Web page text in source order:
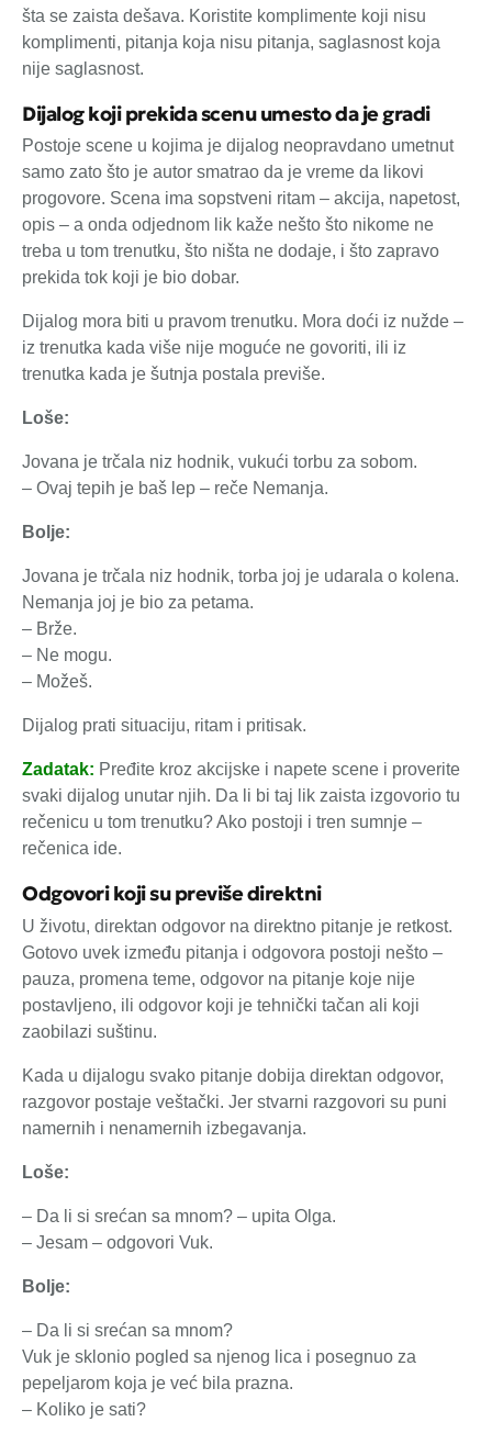
šta se zaista dešava. Koristite komplimente koji nisu
komplimenti, pitanja koja nisu pitanja, saglasnost koja
nije saglasnost.
Dijalog koji prekida scenu umesto da je gradi
Postoje scene u kojima je dijalog neopravdano umetnut
samo zato što je autor smatrao da je vreme da likovi
progovore. Scena ima sopstveni ritam – akcija, napetost,
opis – a onda odjednom lik kaže nešto što nikome ne
treba u tom trenutku, što ništa ne dodaje, i što zapravo
prekida tok koji je bio dobar.
Dijalog mora biti u pravom trenutku. Mora doći iz nužde –
iz trenutka kada više nije moguće ne govoriti, ili iz
trenutka kada je šutnja postala previše.
Loše:
Jovana je trčala niz hodnik, vukući torbu za sobom.
– Ovaj tepih je baš lep – reče Nemanja.
Bolje:
Jovana je trčala niz hodnik, torba joj je udarala o kolena.
Nemanja joj je bio za petama.
– Brže.
– Ne mogu.
– Možeš.
Dijalog prati situaciju, ritam i pritisak.
Zadatak: Pređite kroz akcijske i napete scene i proverite
svaki dijalog unutar njih. Da li bi taj lik zaista izgovorio tu
rečenicu u tom trenutku? Ako postoji i tren sumnje –
rečenica ide.
Odgovori koji su previše direktni
U životu, direktan odgovor na direktno pitanje je retkost.
Gotovo uvek između pitanja i odgovora postoji nešto –
pauza, promena teme, odgovor na pitanje koje nije
postavljeno, ili odgovor koji je tehnički tačan ali koji
zaobilazi suštinu.
Kada u dijalogu svako pitanje dobija direktan odgovor,
razgovor postaje veštački. Jer stvarni razgovori su puni
namernih i nenamernih izbegavanja.
Loše:
– Da li si srećan sa mnom? – upita Olga.
– Jesam – odgovori Vuk.
Bolje:
– Da li si srećan sa mnom?
Vuk je sklonio pogled sa njenog lica i posegnuo za
pepeljarom koja je već bila prazna.
– Koliko je sati?